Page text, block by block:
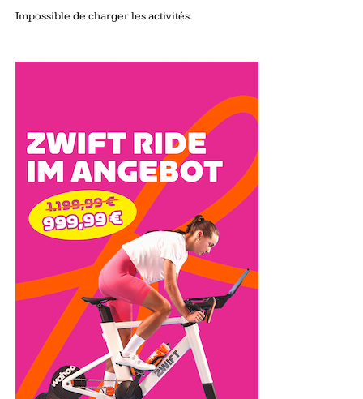
Impossible de charger les activités.